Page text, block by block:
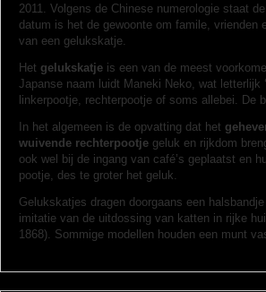
2011. Volgens de Chinese numerologie staat
datum is het de gewoonte om famile,
van een gelukskatje.
Het gelukskatje is een van de meest
Japanse naam luidt Maneki Neko, wat letterlijk
linkerpootje, rechterpootje of soms allebei.
In het algemeen is de opvatting dat het
wuivende rechterpootje geluk en rijkdom
ook wel bij de ingang van café’s geplaatst en
pootje, des te groter het geluk.
Gelukskatjes dragen doorgaans een
imitatie van de uitdossing van katten in rijke
1868). Sommige modellen houden een munt